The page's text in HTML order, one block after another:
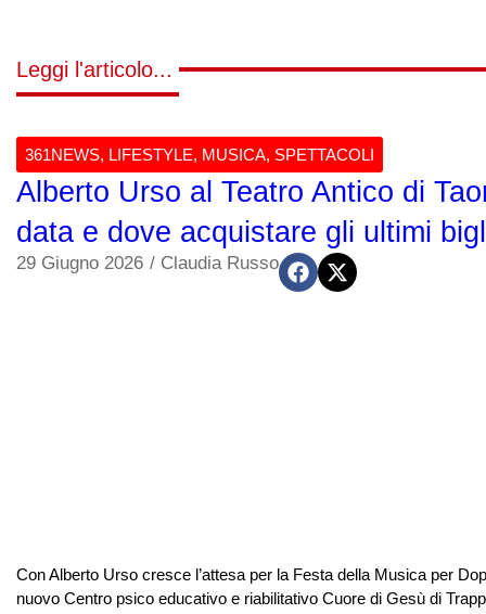
Leggi l'articolo...
361NEWS, LIFESTYLE, MUSICA, SPETTACOLI
Alberto Urso al Teatro Antico di
data e dove acquistare gli ultimi
29 Giugno 2026 / Claudia Russo
Con Alberto Urso cresce l’attesa per la Festa della Musica per
nuovo Centro psico educativo e riabilitativo Cuore di Gesù di